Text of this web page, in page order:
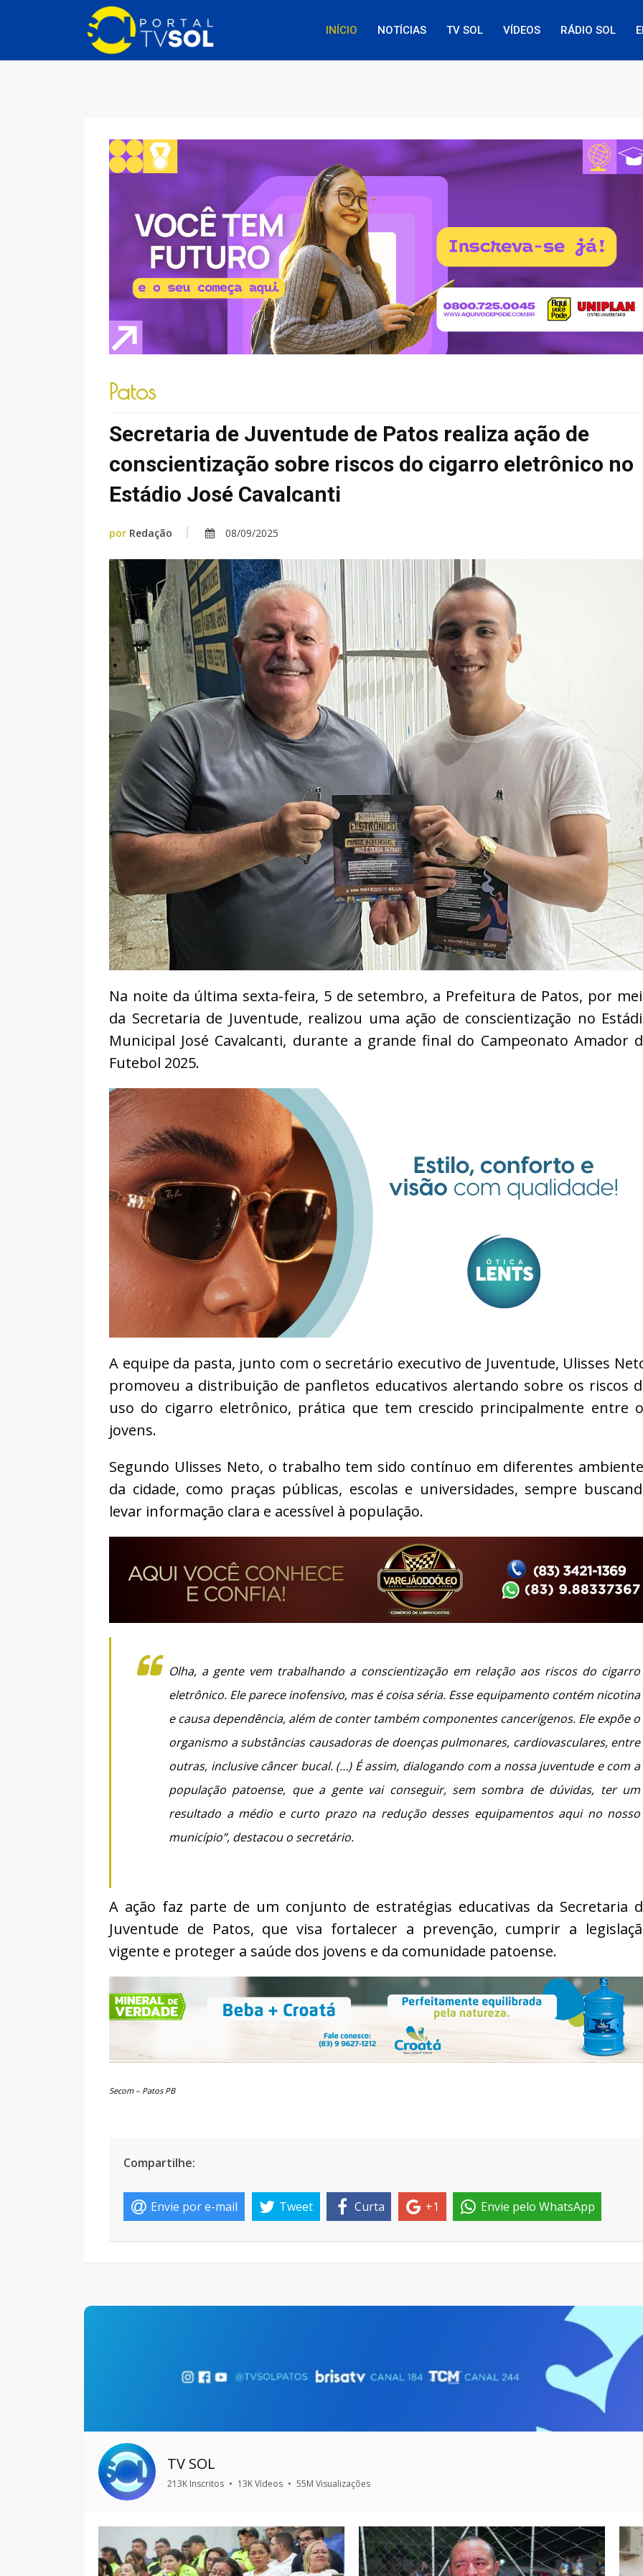
INÍCIO NOTÍCIAS TV SOL VÍDEOS RÁDIO SOL
Patos
Secretaria de Juventude de Patos realiza ação de
conscientização sobre riscos do cigarro eletrônico no
Estádio José Cavalcanti
por Redação 08/09/2025
Na noite da última sexta-feira, 5 de setembro, a Prefeitura de Patos, por
da Secretaria de Juventude, realizou uma ação de conscientização no
Municipal José Cavalcanti, durante a grande final do Campeonato Amador
Futebol 2025.
A equipe da pasta, junto com o secretário executivo de Juventude, Ulisses
promoveu a distribuição de panfletos educativos alertando sobre os riscos
uso do cigarro eletrônico, prática que tem crescido principalmente entre
jovens.
Segundo Ulisses Neto, o trabalho tem sido contínuo em diferentes
da cidade, como praças públicas, escolas e universidades, sempre
levar informação clara e acessível à população.
Olha, a gente vem trabalhando a conscientização em relação aos riscos do cigarro
eletrônico. Ele parece inofensivo, mas é coisa séria. Esse equipamento contém nicotina
e causa dependência, além de conter também componentes cancerígenos. Ele expõe o
organismo a substâncias causadoras de doenças pulmonares, cardiovasculares, entre
outras, inclusive câncer bucal. (…) É assim, dialogando com a nossa juventude e com a
população patoense, que a gente vai conseguir, sem sombra de dúvidas, ter um
resultado a médio e curto prazo na redução desses equipamentos aqui no nosso
município”, destacou o secretário.
A ação faz parte de um conjunto de estratégias educativas da Secretaria
Juventude de Patos, que visa fortalecer a prevenção, cumprir a
vigente e proteger a saúde dos jovens e da comunidade patoense.
Secom – Patos PB
Compartilhe:
Envie por e-mail Tweet Curta +1 Envie pelo WhatsApp
TV SOL
213K Inscritos • 13K Vídeos • 55M Visualizações